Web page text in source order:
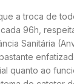
a troca de
96h,
Sanitária
quanto ao